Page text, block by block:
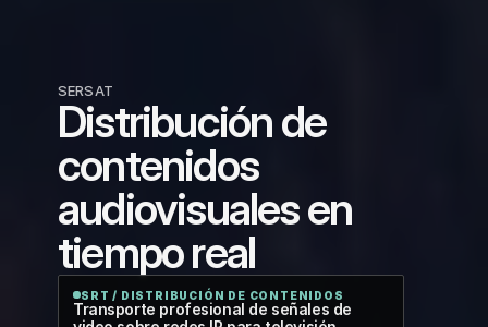
SERSAT
Distribución de
contenidos
audiovisuales en
tiempo real
SRT / DISTRIBUCIÓN DE CONTENIDOS
Transporte profesional de señales de